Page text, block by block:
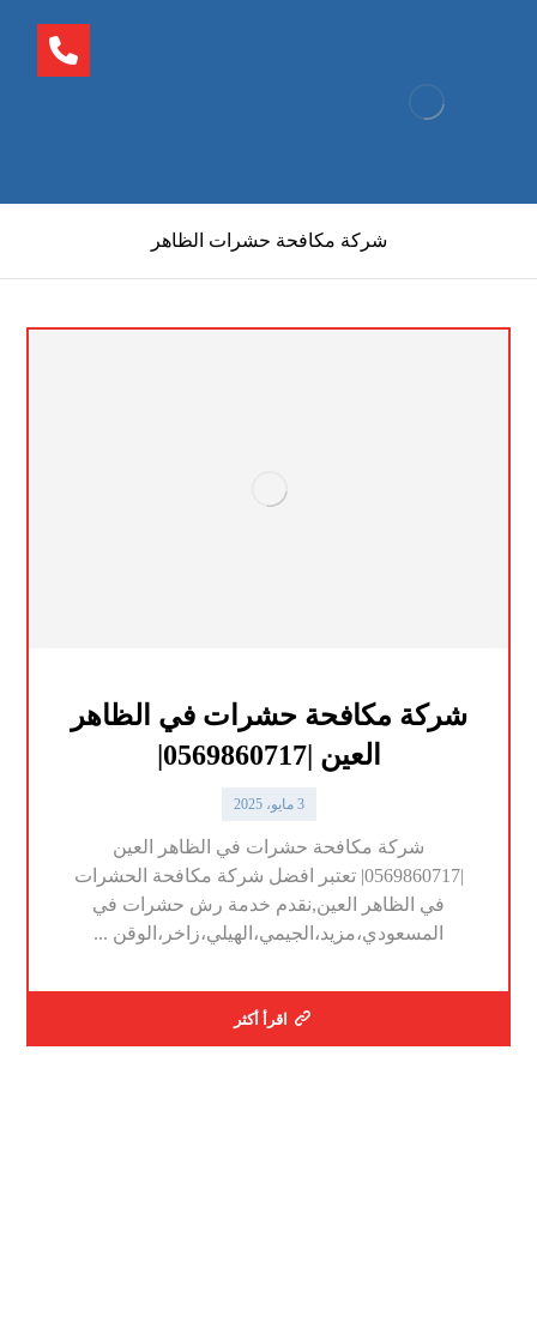
شركة مكافحة حشرات الظاهر
شركة مكافحة حشرات في الظاهر
العين |0569860717|
3 مايو، 2025
شركة مكافحة حشرات في الظاهر العين
|0569860717| تعتبر افضل شركة مكافحة الحشرات
في الظاهر العين,نقدم خدمة رش حشرات في
المسعودي،مزيد،الجيمي،الهيلي،زاخر،الوقن ...
اقرأ أكثر